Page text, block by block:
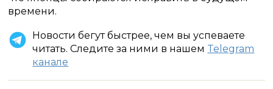
времени.
Новости бегут быстрее, чем вы успеваете
читать. Следите за ними в нашем Telegram
канале